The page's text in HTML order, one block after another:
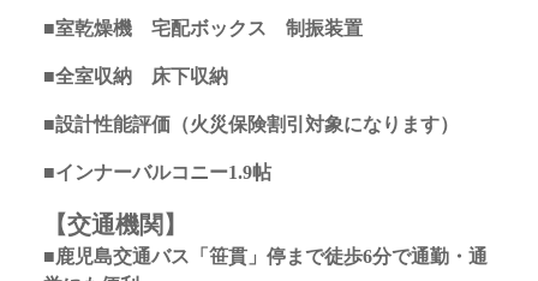
■室乾燥機 宅配ボックス 制振装置
■全室収納 床下収納
■設計性能評価（火災保険割引対象になります）
■インナーバルコニー1.9帖
【交通機関】
■鹿児島交通バス「笹貫」停まで徒歩6分で通勤・通